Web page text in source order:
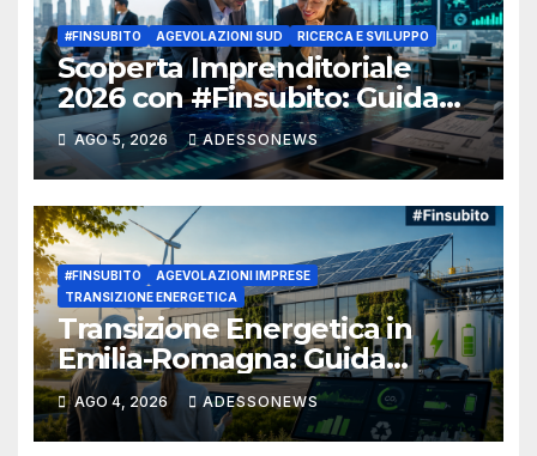
#FINSUBITO AGEVOLAZIONI SUD RICERCA E SVILUPPO
Scoperta Imprenditoriale
2026 con #Finsubito: Guida
Definitiva al Bando MIMIT da
505 Milioni di Euro per Ricerca
e Sviluppo nel Mezzogiorno –
#Adessonews – #Finsubito –
Adessonews
AGO 5, 2026 ADESSONEWS
#FINSUBITO
AGEVOLAZIONI IMPRESE
TRANSIZIONE ENERGETICA
Transizione Energetica in
Emilia-Romagna: Guida
Completa per Ottenere il
Fondo Perduto sulle
Rinnovabili con #Finsubito –
AGO 4, 2026 ADESSONEWS